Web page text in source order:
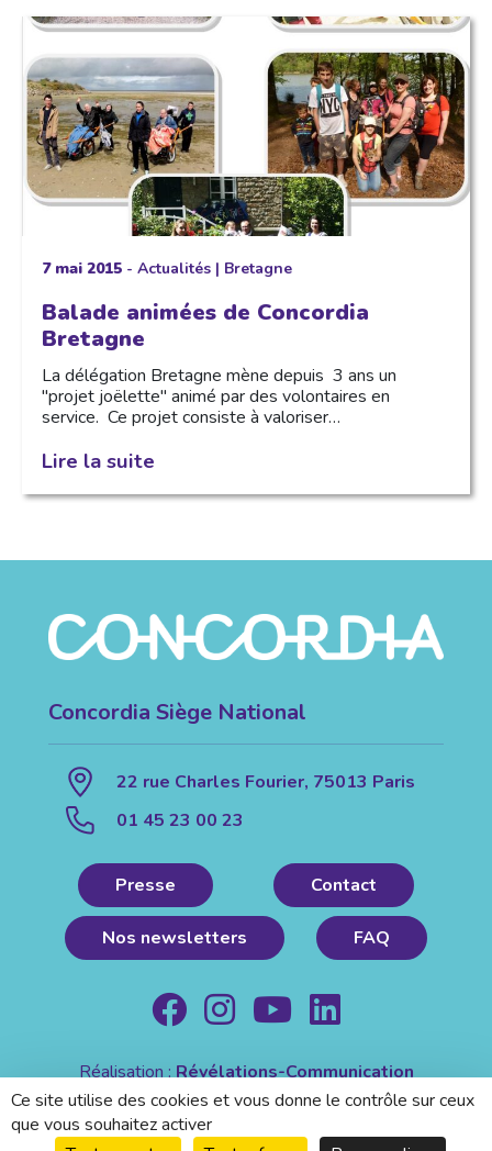
7 mai 2015- Actualités| Bretagne
Balade animées de Concordia
Bretagne
La délégation Bretagne mène depuis 3 ans un
"projet joëlette" animé par des volontaires en
service. Ce projet consiste à valoriser…
Lire la suite
Concordia Siège National
22 rue Charles Fourier, 75013 Paris
01 45 23 00 23
Presse Contact
Nos newsletters FAQ
Réalisation :Révélations-Communication
Mentions légales| Politique de confidentialité
Ce site utilise des cookies et vous donne le contrôle sur ceux
que vous souhaitez activer